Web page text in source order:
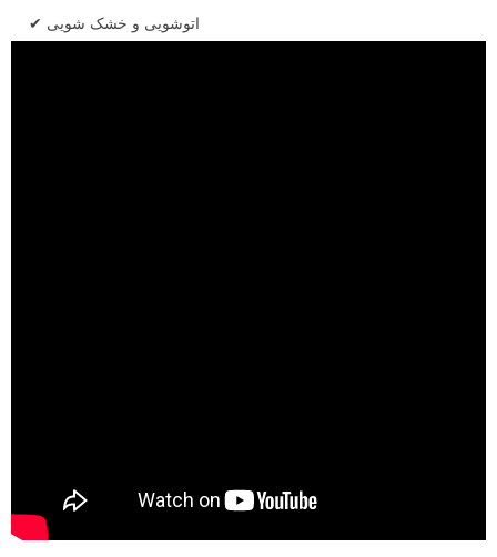
اتوشویی و خشک شویی